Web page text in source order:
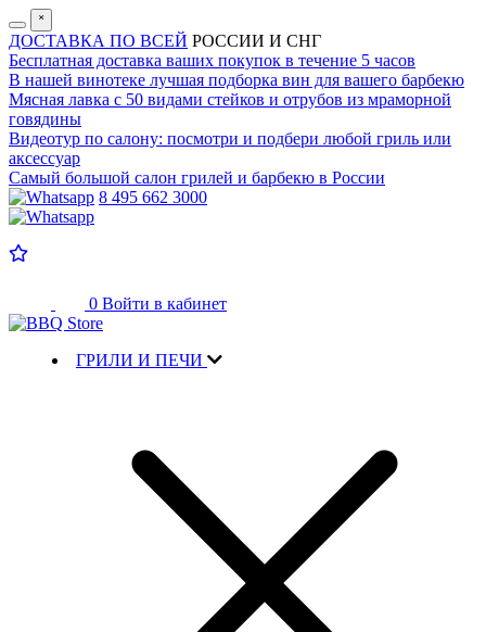
˟
ДОСТАВКА ПО ВСЕЙ РОССИИ И СНГ
Бесплатная доставка ваших покупок в течение 5 часов
В нашей винотеке лучшая подборка вин для вашего барбекю
Мясная лавка с 50 видами стейков и отрубов из мраморной
говядины
Видеотур по салону: посмотри и подбери любой гриль или
аксессуар
Самый большой салон грилей и барбекю в России
8 495 662 3000
0 Войти в кабинет
ГРИЛИ И ПЕЧИ